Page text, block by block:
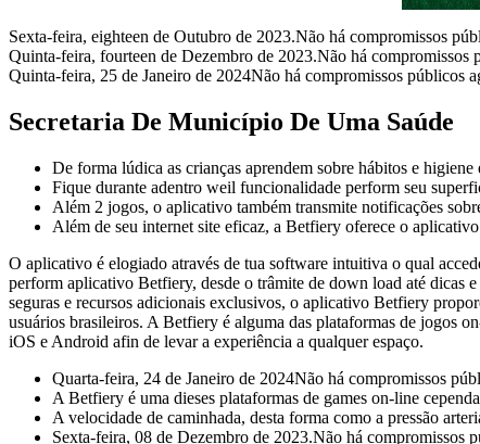
Sexta-feira, eighteen de Outubro de 2023.Não há compromissos
Quinta-feira, fourteen de Dezembro de 2023.Não há compromissos
Quinta-feira, 25 de Janeiro de 2024Não há compromissos públicos
Secretaria De Município De Uma Saúde
De forma lúdica as crianças aprendem sobre hábitos e higiene
Fique durante adentro weil funcionalidade perform seu
Além 2 jogos, o aplicativo também transmite notificações
Além de seu internet site eficaz, a Betfiery oferece o
O aplicativo é elogiado através de tua software intuitiva o qual
perform aplicativo Betfiery, desde o trâmite de down load até dicas
seguras e recursos adicionais exclusivos, o aplicativo Betfiery
usuários brasileiros. A Betfiery é alguma das plataformas de jogos
iOS e Android afin de levar a experiência a qualquer espaço.
Quarta-feira, 24 de Janeiro de 2024Não há compromissos
A Betfiery é uma dieses plataformas de games on-line
A velocidade de caminhada, desta forma como a pressão
Sexta-feira, 08 de Dezembro de 2023.Não há compromissos